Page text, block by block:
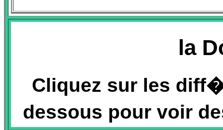
la
Cliquez sur les
dessous pour voir